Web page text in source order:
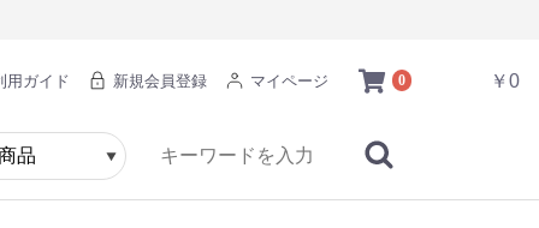
0 ￥0
用ガイド 新規会員登録 マイページ